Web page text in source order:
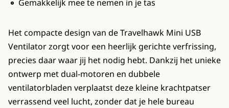
Gemakkelijk mee te nemen in je tas
Het compacte design van de Travelhawk Mini USB
Ventilator zorgt voor een heerlijk gerichte verfrissing,
precies daar waar jij het nodig hebt. Dankzij het unieke
ontwerp met dual-motoren en dubbele
ventilatorbladen verplaatst deze kleine krachtpatser
verrassend veel lucht, zonder dat je hele bureau